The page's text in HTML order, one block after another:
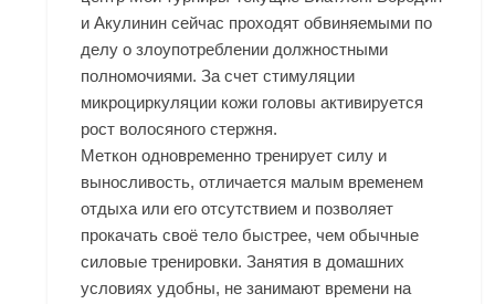
и Акулинин сейчас проходят обвиняемыми по
делу о злоупотреблении должностными
полномочиями. За счет стимуляции
микроциркуляции кожи головы активируется
рост волосяного стержня.
Меткон одновременно тренирует силу и
выносливость, отличается малым временем
отдыха или его отсутствием и позволяет
прокачать своё тело быстрее, чем обычные
силовые тренировки. Занятия в домашних
условиях удобны, не занимают времени на